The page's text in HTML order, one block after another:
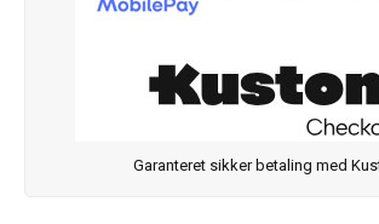
Garanteret sikker betaling med